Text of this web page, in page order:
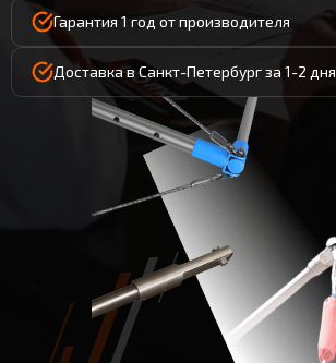
Гарантия 1 год от производителя
Доставка в Санкт-Петербург за 1-2 дня